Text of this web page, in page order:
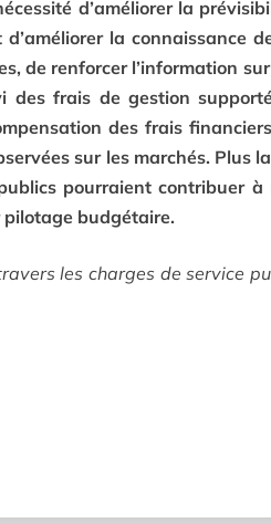
d’améliorer la
la connaissance
de renforcer l’information
des frais de gestion
des frais
sur les marchés. Plus
pourraient contribuer
pilotage budgétaire.
les charges de service